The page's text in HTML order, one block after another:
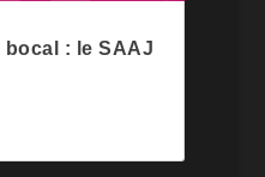
bocal : le SAAJ